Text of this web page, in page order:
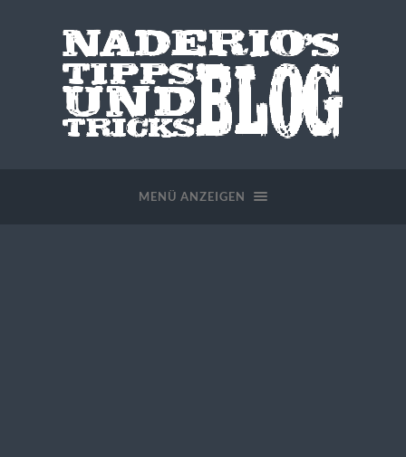
MENÜ ANZEIGEN